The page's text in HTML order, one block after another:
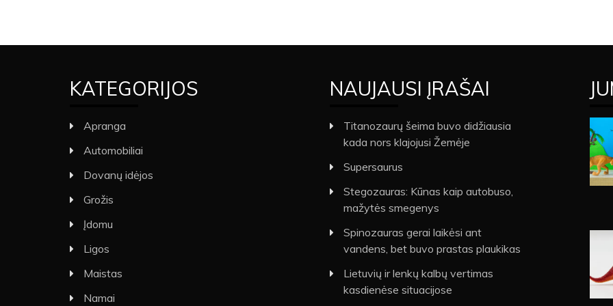
KATEGORIJOS
Apranga
Automobiliai
Dovanų idėjos
Grožis
Įdomu
Ligos
Maistas
Namai
NAUJAUSI ĮRAŠAI
Titanozaurų šeima buvo didžiausia
kada nors klajojusi Žemėje
Supersaurus
Stegozauras: Kūnas kaip autobuso,
mažytės smegenys
Spinozauras gerai laikėsi ant
vandens, bet buvo prastas plaukikas
Lietuvių ir lenkų kalbų vertimas
kasdienėse situacijose